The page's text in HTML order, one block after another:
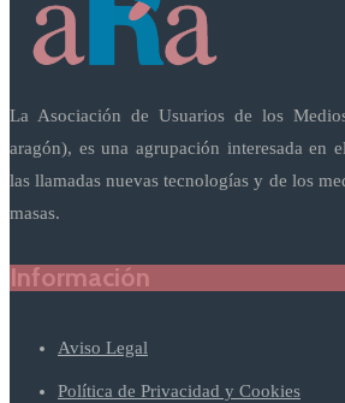
La Asociación de Usuarios de los
aragón), es una agrupación interesada en
las llamadas nuevas tecnologías y de los
masas.
Información
Aviso Legal
Política de Privacidad y Cookies